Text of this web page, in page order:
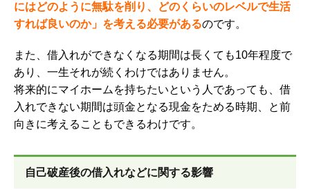
にはどのように無駄を削り、どのくらいのレベルで生活
すれば良いのか」を考える必要があるのです。
また、借入れができなくなる期間は長くても10年程度で
あり、一生それが続くわけではありません。
将来的にマイホームを持ちたいという人であっても、借
入れできない期間は頭金となる現金をためる時期、と前
向きに考えることもできるわけです。
自己破産後の借入れなどに関する影響